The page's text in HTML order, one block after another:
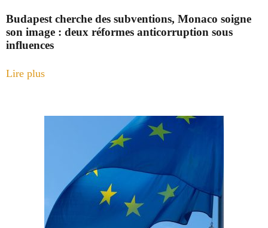
Budapest cherche des subventions, Monaco soigne
son image : deux réformes anticorruption sous
influences
Lire plus